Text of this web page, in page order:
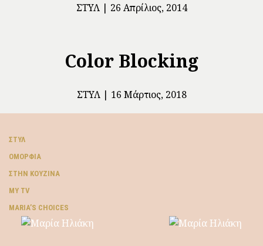
ΣΤΥΛ 26 Απρίλιος, 2014
Color Blocking
ΣΤΥΛ 16 Μάρτιος, 2018
ΣΤΥΛ
ΟΜΟΡΦΙΆ
ΣΤΗΝ ΚΟΥΖΊΝΑ
MY TV
ΜARIA’S CHOICES